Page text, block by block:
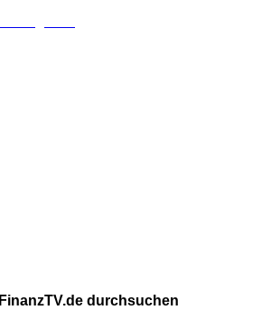
FinanzTV.de durchsuchen